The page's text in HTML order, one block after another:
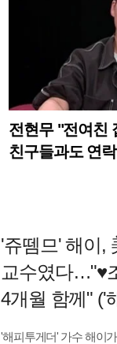
전현무 "전여친
친구들과도 연
'쥬뗌므' 해이,
교수였다…"♥
4개월 함께" ('
'해피투게더' 가수 해이